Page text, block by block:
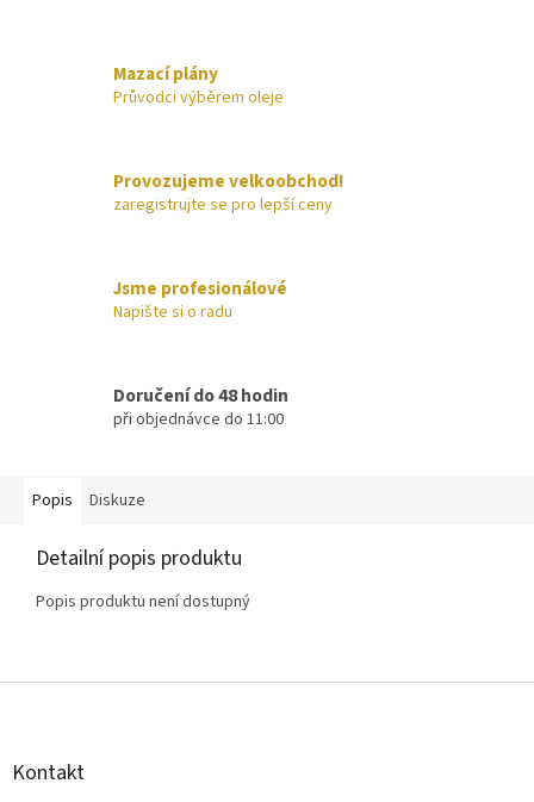
Mazací plány
Průvodci výběrem oleje
Provozujeme velkoobchod!
zaregistrujte se pro lepší ceny
Jsme profesionálové
Napište si o radu
Doručení do 48 hodin
při objednávce do 11:00
Popis Diskuze
Detailní popis produktu
Popis produktu není dostupný
Z
Kontakt